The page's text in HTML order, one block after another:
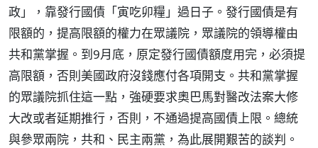
政」，靠發行國債「寅吃卯糧」過日子。發行國債是有
限額的，提高限額的權力在眾議院，眾議院的領導權由
共和黨掌握。到9月底，原定發行國債額度用完，必須提
高限額，否則美國政府沒錢應付各項開支。共和黨掌握
的眾議院抓住這一點，強硬要求奧巴馬對醫改法案大修
大改或者延期推行，否則，不通過提高國債上限。總統
與參眾兩院，共和、民主兩黨，為此展開艱苦的談判。